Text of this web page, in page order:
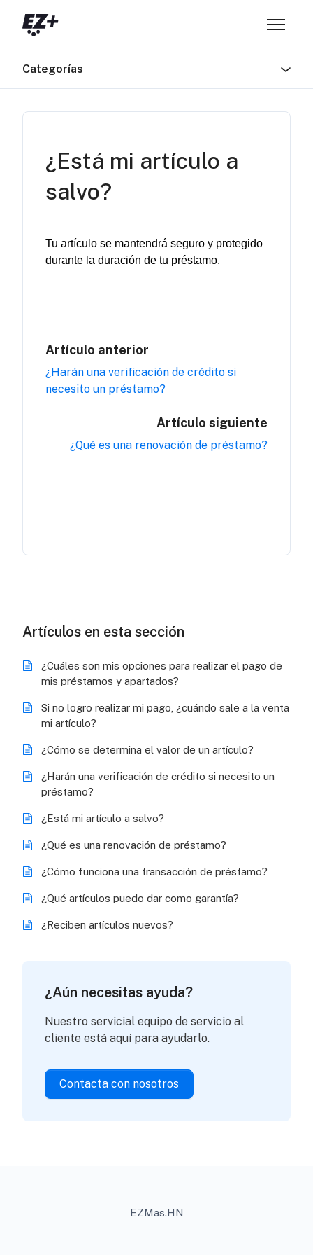
Abrir/
Categorías
¿Está mi artículo a
salvo?
Tu artículo se mantendrá seguro y protegido
durante la duración de tu préstamo.
Artículo anterior
¿Harán una verificación de crédito si
necesito un préstamo?
Artículo siguiente
¿Qué es una renovación de préstamo?
Artículos en esta sección
¿Cuáles son mis opciones para realizar el pago de
mis préstamos y apartados?
Si no logro realizar mi pago, ¿cuándo sale a la venta
mi artículo?
¿Cómo se determina el valor de un artículo?
¿Harán una verificación de crédito si necesito un
préstamo?
¿Está mi artículo a salvo?
¿Qué es una renovación de préstamo?
¿Cómo funciona una transacción de préstamo?
¿Qué artículos puedo dar como garantía?
¿Reciben artículos nuevos?
¿Aún necesitas ayuda?
Nuestro servicial equipo de servicio al
cliente está aquí para ayudarlo.
Contacta con nosotros
EZMas.HN